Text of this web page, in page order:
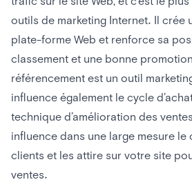
outils de marketing Internet. Il crée
plate-forme Web et renforce sa
classement et une bonne
référencement est un outil
influence également le cycle
technique d’amélioration des
influence dans une large mesure le
clients et les attire sur votre site
ventes.